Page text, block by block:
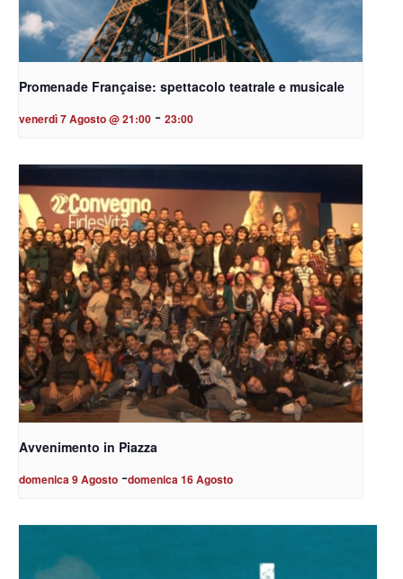
Promenade Française: spettacolo teatrale e musicale
venerdì 7 Agosto @ 21:00 - 23:00
Avvenimento in Piazza
domenica 9 Agosto -domenica 16 Agosto